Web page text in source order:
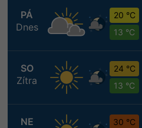
PÁ
Dnes
20 °C
13 °C
SO
Zítra
24 °C
13 °C
NE
30 °C